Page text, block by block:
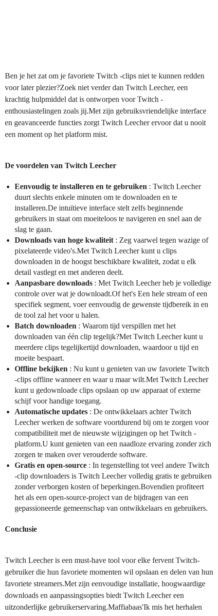
Ben je het zat om je favoriete Twitch -clips niet te kunnen redden
voor later plezier?Zoek niet verder dan Twitch Leecher, een
krachtig hulpmiddel dat is ontworpen voor Twitch -
enthousiastelingen zoals jij.Met zijn gebruiksvriendelijke interface
en geavanceerde functies zorgt Twitch Leecher ervoor dat u nooit
een moment op het platform mist.
De voordelen van Twitch Leecher
Eenvoudig te installeren en te gebruiken : Twitch Leecher
duurt slechts enkele minuten om te downloaden en te
installeren.De intuïtieve interface stelt zelfs beginnende
gebruikers in staat om moeiteloos te navigeren en snel aan de
slag te gaan.
Downloads van hoge kwaliteit : Zeg vaarwel tegen wazige of
pixelateerde video's.Met Twitch Leecher kunt u clips
downloaden in de hoogst beschikbare kwaliteit, zodat u elk
detail vastlegt en met anderen deelt.
Aanpasbare downloads : Met Twitch Leecher heb je volledige
controle over wat je downloadt.Of het's Een hele stream of een
specifiek segment, voer eenvoudig de gewenste tijdbereik in en
de tool zal het voor u halen.
Batch downloaden : Waarom tijd verspillen met het
downloaden van één clip tegelijk?Met Twitch Leecher kunt u
meerdere clips tegelijkertijd downloaden, waardoor u tijd en
moeite bespaart.
Offline bekijken : Nu kunt u genieten van uw favoriete Twitch
-clips offline wanneer en waar u maar wilt.Met Twitch Leecher
kunt u gedownloade clips opslaan op uw apparaat of externe
schijf voor handige toegang.
Automatische updates : De ontwikkelaars achter Twitch
Leecher werken de software voortdurend bij om te zorgen voor
compatibiliteit met de nieuwste wijzigingen op het Twitch -
platform.U kunt genieten van een naadloze ervaring zonder zich
zorgen te maken over verouderde software.
Gratis en open-source : In tegenstelling tot veel andere Twitch
-clip downloaders is Twitch Leecher volledig gratis te gebruiken
zonder verborgen kosten of beperkingen.Bovendien profiteert
het als een open-source-project van de bijdragen van een
gepassioneerde gemeenschap van ontwikkelaars en gebruikers.
Conclusie
Twitch Leecher is een must-have tool voor elke fervent Twitch-
gebruiker die hun favoriete momenten wil opslaan en delen van hun
favoriete streamers.Met zijn eenvoudige installatie, hoogwaardige
downloads en aanpassingsopties biedt Twitch Leecher een
uitzonderlijke gebruikerservaring.Maffiabaas'Ik mis het herhalen